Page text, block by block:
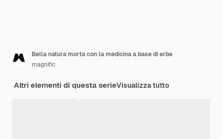
Bella natura morta con la medicina a base di erbe
magnific
Altri elementi di questa serieVisualizza tutto